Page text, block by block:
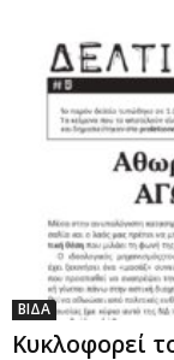
ΒΙΔΑ
Κυκλοφορεί